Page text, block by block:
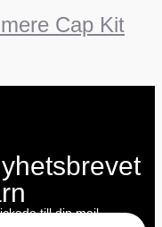
Cap Kit
till din mail